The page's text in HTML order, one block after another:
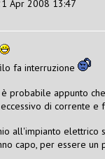
Apr 2008 13:47
fa interruzione
probabile appunto
di corrente
all'impianto elettrico
capo, per essere un